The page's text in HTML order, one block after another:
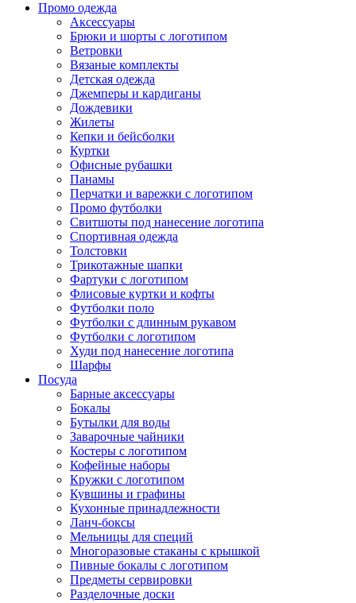
Промо одежда
Аксессуары
Брюки и шорты с логотипом
Ветровки
Вязаные комплекты
Детская одежда
Джемперы и кардиганы
Дождевики
Жилеты
Кепки и бейсболки
Куртки
Офисные рубашки
Панамы
Перчатки и варежки с логотипом
Промо футболки
Свитшоты под нанесение логотипа
Спортивная одежда
Толстовки
Трикотажные шапки
Фартуки с логотипом
Флисовые куртки и кофты
Футболки поло
Футболки с длинным рукавом
Футболки с логотипом
Худи под нанесение логотипа
Шарфы
Посуда
Барные аксессуары
Бокалы
Бутылки для воды
Заварочные чайники
Костеры с логотипом
Кофейные наборы
Кружки с логотипом
Кувшины и графины
Кухонные принадлежности
Ланч-боксы
Мельницы для специй
Многоразовые стаканы с крышкой
Пивные бокалы с логотипом
Предметы сервировки
Разделочные доски